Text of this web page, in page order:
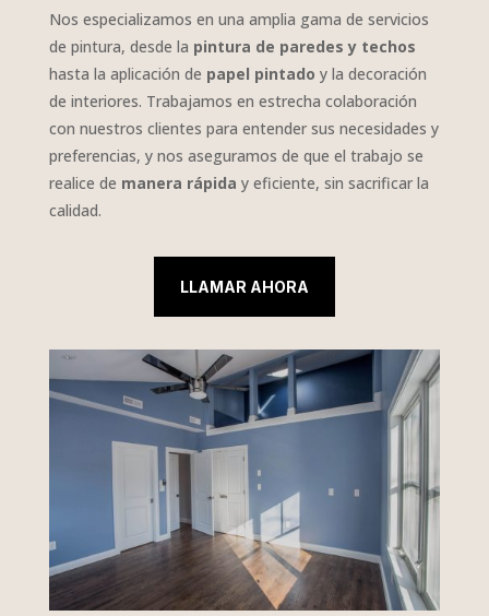
Nos especializamos en una amplia gama de servicios
de pintura, desde la pintura de paredes y techos
hasta la aplicación de papel pintado y la decoración
de interiores. Trabajamos en estrecha colaboración
con nuestros clientes para entender sus necesidades y
preferencias, y nos aseguramos de que el trabajo se
realice de manera rápida y eficiente, sin sacrificar la
calidad.
LLAMAR AHORA